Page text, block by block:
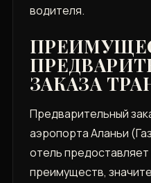
водителя.
ЗАКАЗА
Предварительный
аэропорта Аланьи
отель
преимуществ‚